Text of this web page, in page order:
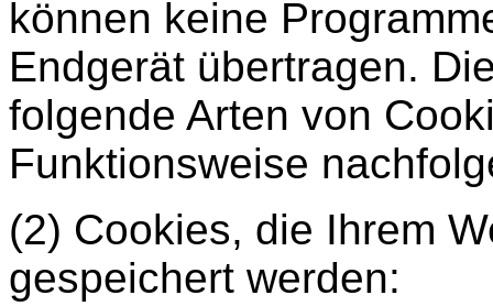
können keine
Endgerät übertragen.
folgende Arten von
Funktionsweise
(2) Cookies, die Ihrem
gespeichert werden: